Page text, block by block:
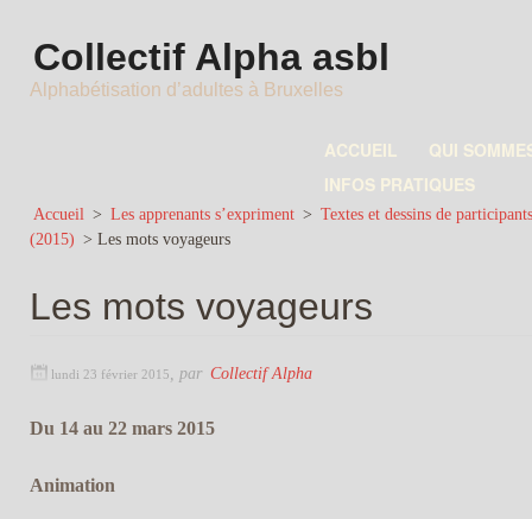
Collectif Alpha asbl
Alphabétisation d’adultes à Bruxelles
ACCUEIL
QUI
INFOS PRATIQUES
Accueil > Les apprenants s’expriment > Textes et dessins de participants
(2015) > Les mots voyageurs
Les mots voyageurs
lundi 23 février 2015 par Collectif Alpha
Du 14 au 22 mars 2015
Animation